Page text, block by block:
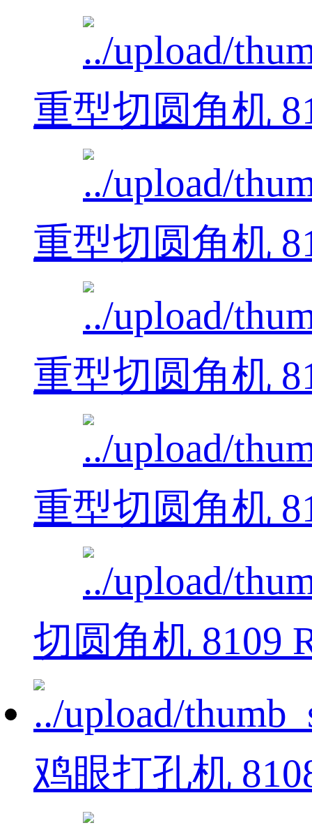
重型切圆角机
重型切圆角机
重型切圆角机
重型切圆角机
切圆角机 8109
鸡眼打孔机